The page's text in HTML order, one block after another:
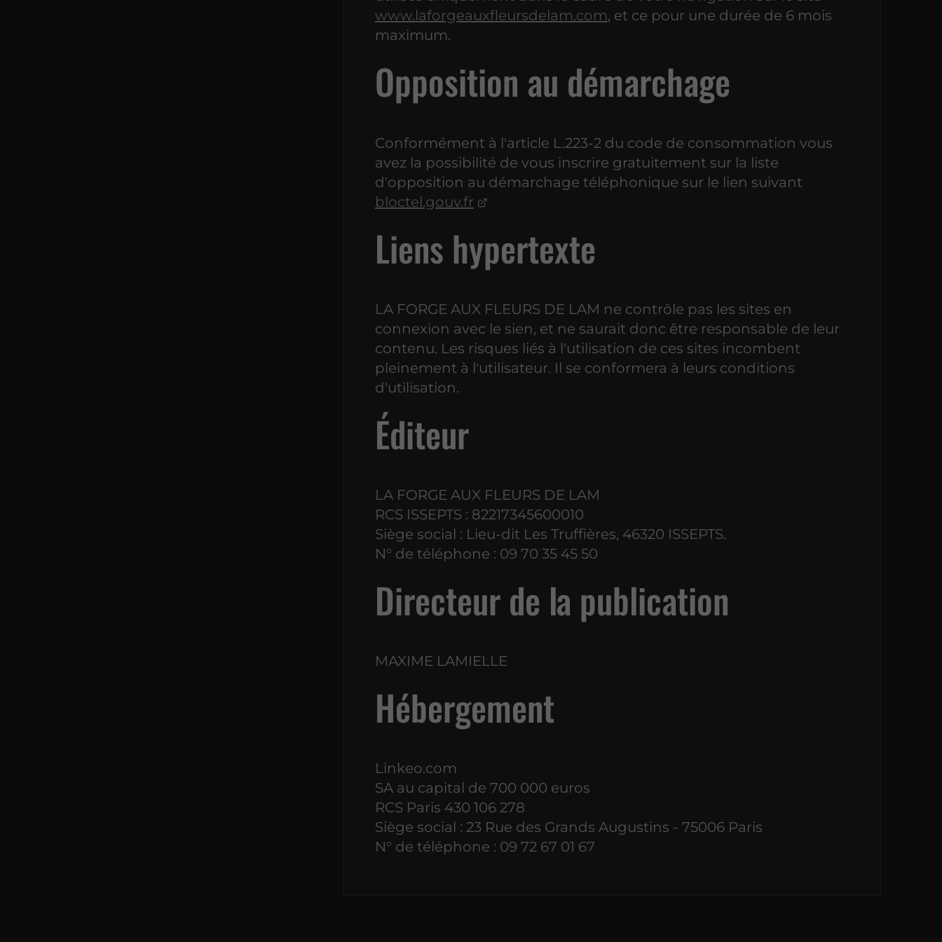
www.laforgeauxfleursdelam.com, et ce pour une durée de 6 mois
maximum.
Opposition au démarchage
Conformément à l'article L.223-2 du code de consommation vous
avez la possibilité de vous inscrire gratuitement sur la liste
d'opposition au démarchage téléphonique sur le lien suivant
bloctel.gouv.fr
Liens hypertexte
LA FORGE AUX FLEURS DE LAM ne contrôle pas les sites en
connexion avec le sien, et ne saurait donc être responsable de leur
contenu. Les risques liés à l'utilisation de ces sites incombent
pleinement à l'utilisateur. Il se conformera à leurs conditions
d'utilisation.
Éditeur
LA FORGE AUX FLEURS DE LAM
RCS ISSEPTS : 82217345600010
Siège social : Lieu-dit Les Truffières, 46320 ISSEPTS.
N° de téléphone : 09 70 35 45 50
Directeur de la publication
MAXIME LAMIELLE
Hébergement
Linkeo.com
SA au capital de 700 000 euros
RCS Paris 430 106 278
Siège social : 23 Rue des Grands Augustins - 75006 Paris
N° de téléphone : 09 72 67 01 67